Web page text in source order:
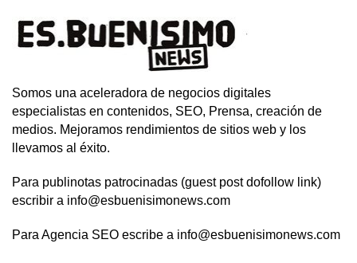
Somos una aceleradora de negocios digitales
especialistas en contenidos, SEO, Prensa, creación de
medios. Mejoramos rendimientos de sitios web y los
llevamos al éxito.
Para publinotas patrocinadas (guest post dofollow link)
escribir a info@esbuenisimonews.com
Para Agencia SEO escribe a info@esbuenisimonews.com